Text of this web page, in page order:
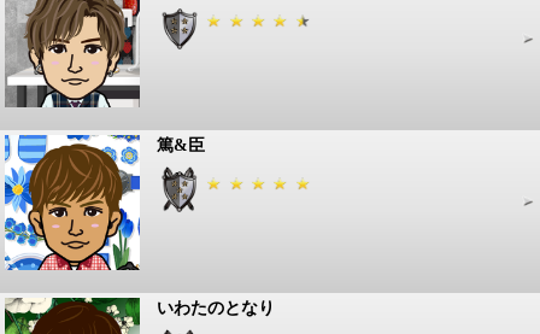
篤&臣
いわたのとなり